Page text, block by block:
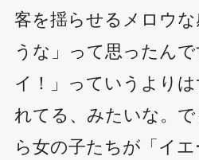
客を揺らせるメロウ
うな」って思ったん
イ！」っていうより
れてる、みたいな。
ら女の子たちが「イ